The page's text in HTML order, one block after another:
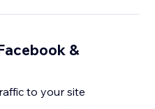
&
to your site